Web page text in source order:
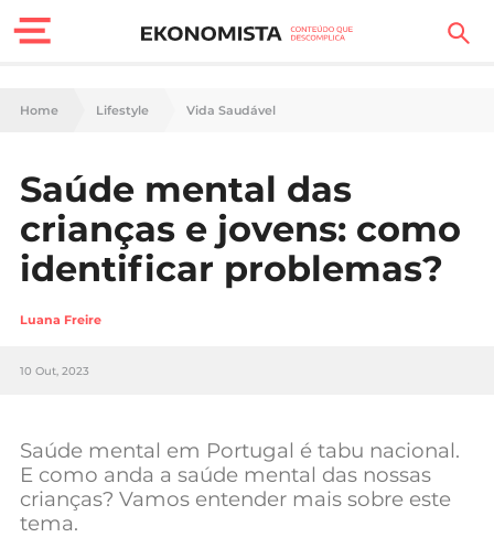
Finanças Pessoais
Carreira
Casa
Lifestyle
Sociedade
Negócios
Mundial 2026
Home Lifestyle Vida Saudável
Saúde mental das
crianças e jovens: como
identificar problemas?
Luana Freire
10 Out, 2023
Saúde mental em Portugal é tabu nacional.
E como anda a saúde mental das nossas
crianças? Vamos entender mais sobre este
tema.